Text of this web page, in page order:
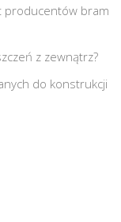
producentów bram
z zewnątrz?
do konstrukcji